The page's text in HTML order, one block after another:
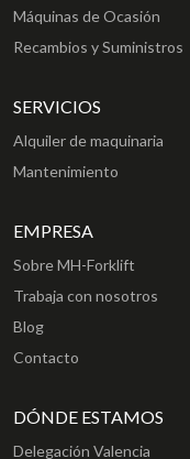
Máquinas de Ocasión
Recambios y Suministros
SERVICIOS
Alquiler de maquinaria
Mantenimiento
EMPRESA
Sobre MH-Forklift
Trabaja con nosotros
Blog
Contacto
DÓNDE ESTAMOS
Delegación Valencia